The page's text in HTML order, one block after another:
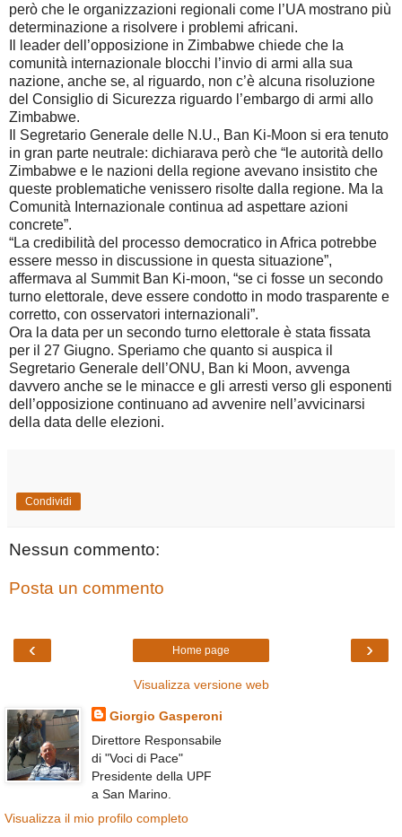
però che le organizzazioni regionali come l’UA mostrano più
determinazione a risolvere i problemi africani.
Il leader dell’opposizione in Zimbabwe chiede che la
comunità internazionale blocchi l’invio di armi alla sua
nazione, anche se, al riguardo, non c’è alcuna risoluzione
del Consiglio di Sicurezza riguardo l’embargo di armi allo
Zimbabwe.
Il Segretario Generale delle N.U., Ban Ki-Moon si era tenuto
in gran parte neutrale: dichiarava però che “le autorità dello
Zimbabwe e le nazioni della regione avevano insistito che
queste problematiche venissero risolte dalla regione. Ma la
Comunità Internazionale continua ad aspettare azioni
concrete”.
“La credibilità del processo democratico in Africa potrebbe
essere messo in discussione in questa situazione”,
affermava al Summit Ban Ki-moon, “se ci fosse un secondo
turno elettorale, deve essere condotto in modo trasparente e
corretto, con osservatori internazionali”.
Ora la data per un secondo turno elettorale è stata fissata
per il 27 Giugno. Speriamo che quanto si auspica il
Segretario Generale dell’ONU, Ban ki Moon, avvenga
davvero anche se le minacce e gli arresti verso gli esponenti
dell’opposizione continuano ad avvenire nell’avvicinarsi
della data delle elezioni.
Condividi
Nessun commento:
Posta un commento
‹ ›
Home page
Visualizza versione web
Giorgio Gasperoni
Direttore Responsabile
di "Voci di Pace"
Presidente della UPF
a San Marino.
Visualizza il mio profilo completo